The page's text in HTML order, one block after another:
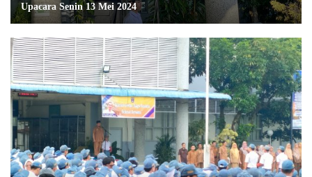
Upacara Senin 13 Mei 2024